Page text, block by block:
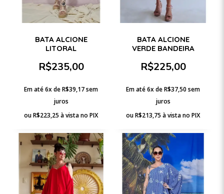
BATA ALCIONE
LITORAL
R$235,00
Em até 6x deR$39,17sem
juros
ouR$223,25 à vista no PIX
BATA ALCIONE
VERDE BANDEIRA
R$225,00
Em até 6x deR$37,50 sem
juros
ouR$213,75 à vista no PIX